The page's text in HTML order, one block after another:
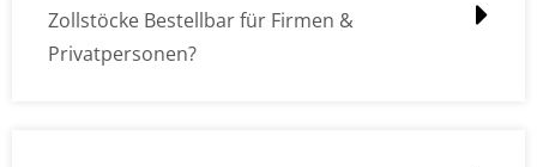
Zollstöcke Bestellbar für Firmen &
Privatpersonen?